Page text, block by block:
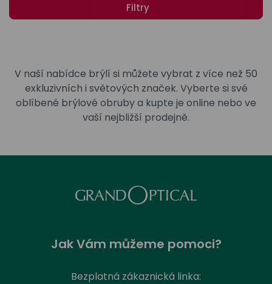
Filtry
V naší nabídce brýlí si můžete vybrat z více než 50
exkluzivních i světových značek. Vyberte si své
oblíbené brýlové obruby a kupte je online nebo ve
vaší nejbližší prodejně.
Jak Vám můžeme pomoci?
Bezplatná zákaznická linka: